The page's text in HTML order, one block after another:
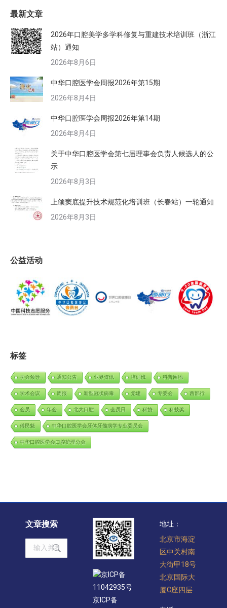
最新文章
2026年口腔美学多学科修复与重建技术培训班（浙江
站）通知
2026年8月6日
中华口腔医学会周报2026年第15期
2026年8月4日
中华口腔医学会周报2026年第14期
2026年8月4日
关于中华口腔医学会第七届理事会负责人候选人的公
示
2026年8月3日
上颌窦底提升技术规范化培训班（长春站）一轮通知
2026年8月3日
公益活动
标签
学会领导 通知公告 业界资讯 培训班 科普园地
学术会议 周报 新型冠状病毒 党建 专委会 西部行
会员 年会 北大口腔 会员日 科协 科技奖
傅民魁 中华口腔医学会牙体牙髓病学专业委员会
中华口腔医学会口腔护理分会
文章搜索
Search:
京ICP备
11042935号
京ICP备
地址：
北京市海淀
区中关村南
大街甲18号
北京国际大
厦C座四层